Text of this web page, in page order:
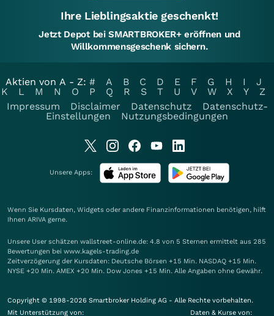
Ihre Lieblingsaktie geschenkt!
Jetzt Depot bei SMARTBROKER+ eröffnen und
Willkommensgeschenk sichern.
Aktien von A - Z: # A B C D E F G H I
J
K
L M N O P Q R S T U V W X Y
Z
Impressum
Disclaimer Datenschutz
Datenschutz-
Einstellungen
Nutzungsbedingungen
Unsere Apps:
Wenn Sie Kursdaten, Widgets oder andere Finanzinformationen benötigen, hilft
Ihnen ARIVA gerne.
Unsere User schätzen wallstreet-online.de: 4.8 von 5 Sternen ermittelt aus 285
Bewertungen bei www.kagels-trading.de
Zeitverzögerung der Kursdaten: Deutsche Börsen +15 Min. NASDAQ +15 Min.
NYSE +20 Min. AMEX +20 Min. Dow Jones +15 Min. Alle Angaben ohne Gewähr.
Copyright © 1998-2026 Smartbroker Holding AG - Alle Rechte vorbehalten.
Mit Unterstützung von:
Daten & Kurse von: